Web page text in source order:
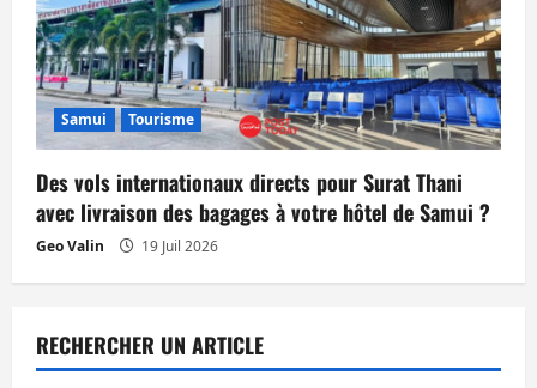
Samui Tourisme
Des vols internationaux directs pour Surat Thani
avec livraison des bagages à votre hôtel de Samui ?
Geo Valin 19 Juil 2026
RECHERCHER UN ARTICLE